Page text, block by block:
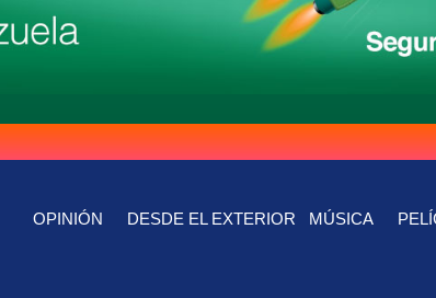
OPINIÓN DESDE EL EXTERIOR MÚSICA